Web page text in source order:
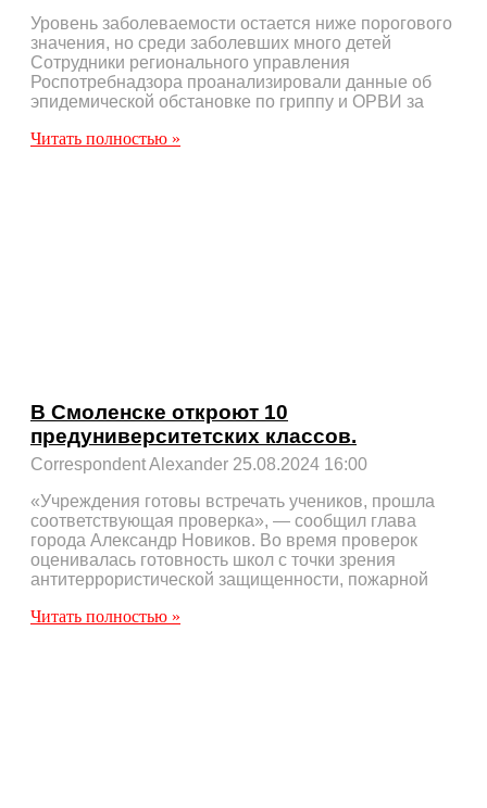
Уровень заболеваемости остается ниже порогового
значения, но среди заболевших много детей
Сотрудники регионального управления
Роспотребнадзора проанализировали данные об
эпидемической обстановке по гриппу и ОРВИ за
Читать полностью »
В Смоленске откроют 10
предуниверситетских классов.
Correspondent Alexander 25.08.2024 16:00
«Учреждения готовы встречать учеников, прошла
соответствующая проверка», — сообщил глава
города Александр Новиков. Во время проверок
оценивалась готовность школ с точки зрения
антитеррористической защищенности, пожарной
Читать полностью »